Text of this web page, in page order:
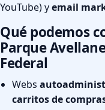
YouTube) yemail
Qué podemos
Parque
Federal
Webs
carritos de